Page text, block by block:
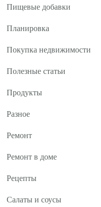
Пищевые добавки
Планировка
Покупка недвижимости
Полезные статьи
Продукты
Разное
Ремонт
Ремонт в доме
Рецепты
Салаты и соусы